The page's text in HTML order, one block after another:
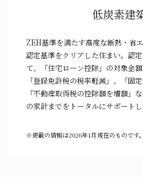
低炭素建
ZEH基準を満たす高度な断熱・省
認定基準をクリアした住まい。認
て、「住宅ローン控除」の対象金
「登録免許税の税率軽減」、「固
「不動産取得税の控除額を増額」
の家計までをトータルにサポートし
※掲載の情報は2026年1月現在のものです。